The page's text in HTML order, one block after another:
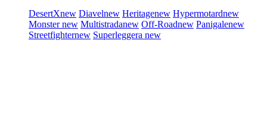
DesertXnew Diavelnew Heritagenew Hypermotardnew
Monsternew Multistradanew Off-Roadnew Panigalenew
Streetfighternew Superleggera new